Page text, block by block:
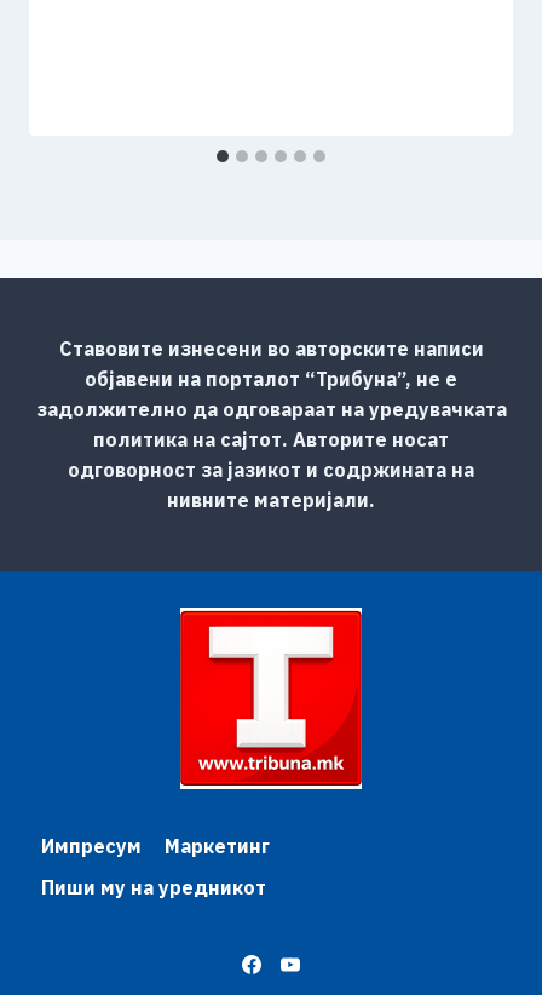
Ставовите изнесени во авторските написи
објавени на порталот “Трибуна”, не е
задолжително да одговараат на уредувачката
политика на сајтот. Авторите носат
одговорност за јазикот и содржината на
нивните материјали.
Импресум
Маркетинг
Пиши му на уредникот